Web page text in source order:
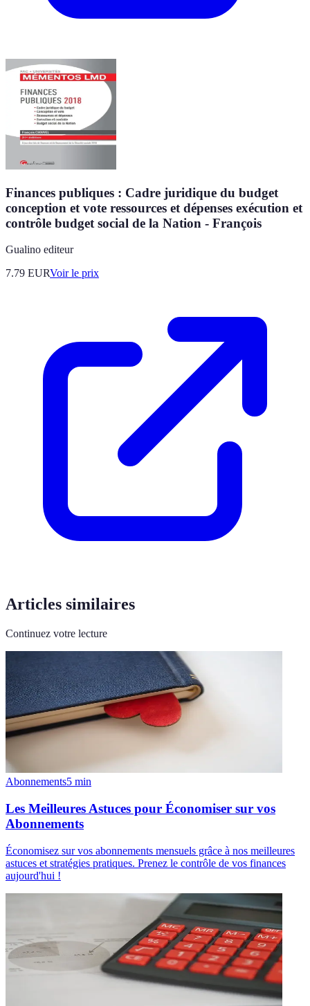
Finances publiques : Cadre juridique du budget
conception et vote ressources et dépenses exécution et
contrôle budget social de la Nation - François
Gualino editeur
7.79 EURVoir le prix
Articles similaires
Continuez votre lecture
Abonnements5 min
Les Meilleures Astuces pour Économiser sur vos
Abonnements
Économisez sur vos abonnements mensuels grâce à nos meilleures
astuces et stratégies pratiques. Prenez le contrôle de vos finances
aujourd'hui !